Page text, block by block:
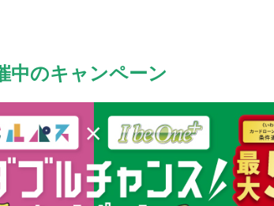
中のキャンペーン